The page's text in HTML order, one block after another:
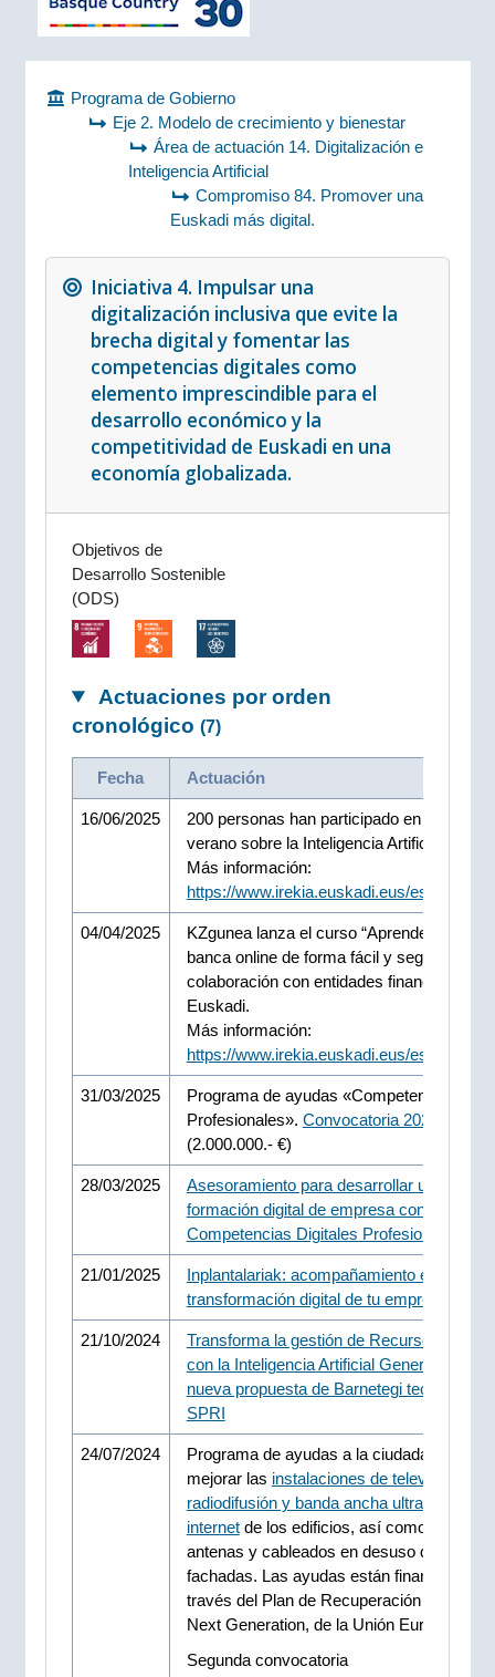
Programa de Gobierno
Eje 2. Modelo de crecimiento y bienestar
Área de actuación 14. Digitalización e
Inteligencia Artificial
Compromiso 84. Promover una
Euskadi más digital.
Iniciativa 4. Impulsar una
digitalización inclusiva que evite la
brecha digital y fomentar las
competencias digitales como
elemento imprescindible para el
desarrollo económico y la
competitividad de Euskadi en una
economía globalizada.
Objetivos de
Desarrollo Sostenible
(ODS)
Actuaciones por orden
cronológico (7)
Fecha Actuación
16/06/2025
200 personas han participado en el curso
verano sobre la Inteligencia Artificial
Más información:
https://www.irekia.euskadi.eus/es/news/
04/04/2025
KZgunea lanza el curso “Aprende a usar la
banca online de forma fácil y segura” en
colaboración con entidades financieras de
Euskadi.
Más información:
https://www.irekia.euskadi.eus/es/news/
31/03/2025
Programa de ayudas «Competencias
Profesionales». Convocatoria 2025
(2.000.000.- €)
28/03/2025
Asesoramiento para desarrollar un plan de
formación digital de empresa con el
Competencias Digitales Profesionales
21/01/2025
Inplantalariak: acompañamiento en la
transformación digital de tu empresa
21/10/2024
Transforma la gestión de Recursos
con la Inteligencia Artificial Generativa: La
nueva propuesta de Barnetegi tecnológico
SPRI
24/07/2024
Programa de ayudas a la ciudadanía para
mejorar las instalaciones de televisión
radiodifusión y banda ancha ultrarrápida de
internetde los edificios, así como la
antenas y cableados en desuso de las
fachadas. Las ayudas están financiadas a
través del Plan de Recuperación y
Next Generation, de la Unión Europea.
Segunda convocatoria